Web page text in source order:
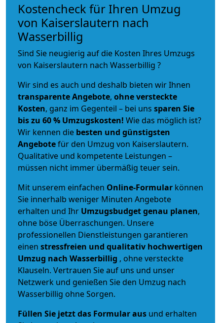
Kostencheck für Ihren Umzug
von Kaiserslautern nach
Wasserbillig
Sind Sie neugierig auf die Kosten Ihres Umzugs
von Kaiserslautern nach Wasserbillig ?
Wir sind es auch und deshalb bieten wir Ihnen
transparente Angebote, ohne versteckte
Kosten, ganz im Gegenteil – bei uns sparen Sie
bis zu 60 % Umzugskosten! Wie das möglich ist?
Wir kennen die besten und günstigsten
Angebotefür den Umzug von Kaiserslautern.
Qualitative und kompetente Leistungen –
müssen nicht immer übermäßig teuer sein.
Mit unserem einfachen Online-Formular können
Sie innerhalb weniger Minuten Angebote
erhalten und Ihr Umzugsbudgetgenau planen,
ohne böse Überraschungen. Unsere
professionellen Dienstleistungen garantieren
einen stressfreien und qualitativ hochwertigen
Umzug nach Wasserbillig , ohne versteckte
Klauseln. Vertrauen Sie auf uns und unser
Netzwerk und genießen Sie den Umzug nach
Wasserbillig ohne Sorgen.
Füllen Sie jetzt das Formular aus und erhalten